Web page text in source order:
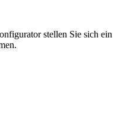
stellen Sie sich ein